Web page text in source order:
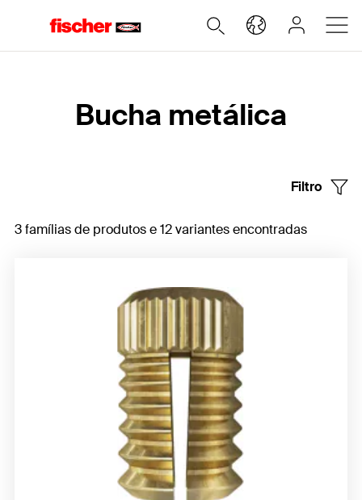
Bucha metálica
Filtro
3 famílias de produtos e 12 variantes encontradas